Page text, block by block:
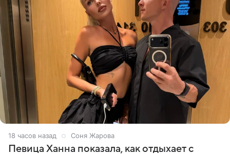
18 часов назад Соня Жарова
Певица Ханна показала, как отдыхает с